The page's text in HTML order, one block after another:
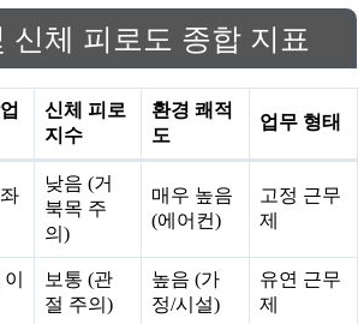
신체 피로도 종합 지표
신체 피로
지수
환경 쾌적
도
업무 형태
낮음 (거
북목 주
의)
매우 높음
(에어컨)
고정 근무
제
보통 (관
절 주의)
높음 (가
정/시설)
유연 근무
제